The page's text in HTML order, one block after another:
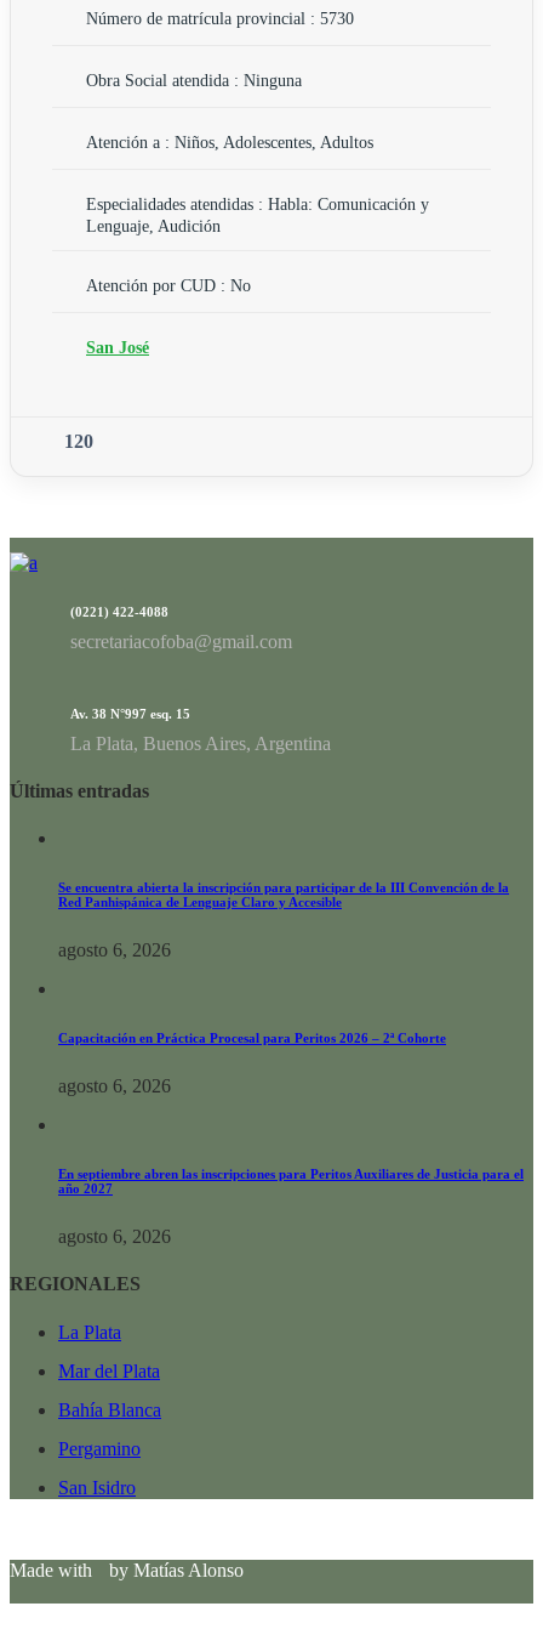
Número de matrícula provincial : 5730
Obra Social atendida : Ninguna
Atención a : Niños, Adolescentes, Adultos
Especialidades atendidas : Habla: Comunicación y
Lenguaje, Audición
Atención por CUD : No
San José
120
(0221) 422-4088
secretariacofoba@gmail.com
Av. 38 N°997 esq. 15
La Plata, Buenos Aires, Argentina
Últimas entradas
Se encuentra abierta la inscripción para participar de la III Convención de la
Red Panhispánica de Lenguaje Claro y Accesible
agosto 6, 2026
Capacitación en Práctica Procesal para Peritos 2026 – 2ª Cohorte
agosto 6, 2026
En septiembre abren las inscripciones para Peritos Auxiliares de Justicia para el
año 2027
agosto 6, 2026
REGIONALES
La Plata
Mar del Plata
Bahía Blanca
Pergamino
San Isidro
Made with by Matías Alonso